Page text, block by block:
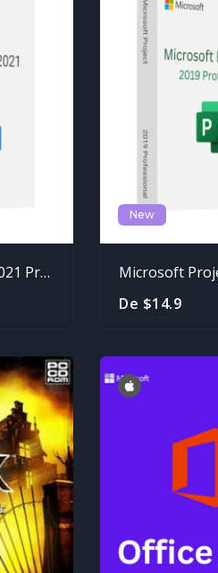
Microsoft Visio 2021 Professional
New
De $14.9